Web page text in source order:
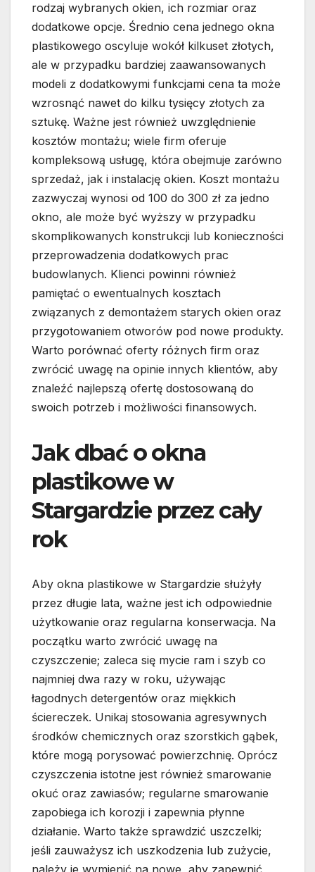
rodzaj wybranych okien, ich rozmiar oraz
dodatkowe opcje. Średnio cena jednego okna
plastikowego oscyluje wokół kilkuset złotych,
ale w przypadku bardziej zaawansowanych
modeli z dodatkowymi funkcjami cena ta może
wzrosnąć nawet do kilku tysięcy złotych za
sztukę. Ważne jest również uwzględnienie
kosztów montażu; wiele firm oferuje
kompleksową usługę, która obejmuje zarówno
sprzedaż, jak i instalację okien. Koszt montażu
zazwyczaj wynosi od 100 do 300 zł za jedno
okno, ale może być wyższy w przypadku
skomplikowanych konstrukcji lub konieczności
przeprowadzenia dodatkowych prac
budowlanych. Klienci powinni również
pamiętać o ewentualnych kosztach
związanych z demontażem starych okien oraz
przygotowaniem otworów pod nowe produkty.
Warto porównać oferty różnych firm oraz
zwrócić uwagę na opinie innych klientów, aby
znaleźć najlepszą ofertę dostosowaną do
swoich potrzeb i możliwości finansowych.
Jak dbać o okna
plastikowe w
Stargardzie przez cały
rok
Aby okna plastikowe w Stargardzie służyły
przez długie lata, ważne jest ich odpowiednie
użytkowanie oraz regularna konserwacja. Na
początku warto zwrócić uwagę na
czyszczenie; zaleca się mycie ram i szyb co
najmniej dwa razy w roku, używając
łagodnych detergentów oraz miękkich
ściereczek. Unikaj stosowania agresywnych
środków chemicznych oraz szorstkich gąbek,
które mogą porysować powierzchnię. Oprócz
czyszczenia istotne jest również smarowanie
okuć oraz zawiasów; regularne smarowanie
zapobiega ich korozji i zapewnia płynne
działanie. Warto także sprawdzić uszczelki;
jeśli zauważysz ich uszkodzenia lub zużycie,